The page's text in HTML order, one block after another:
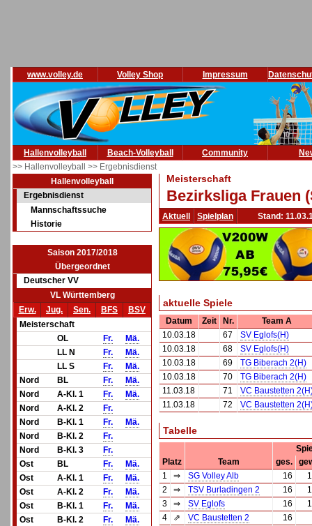
www.volley.de Volley Shop Impressum
Hallenvolleyball Beach-Volleyball Community
>> Hallenvolleyball >> Ergebnisdienst
Hallenvolleyball
Ergebnisdienst
Mannschaftssuche
Historie
Saison 2017/2018
Übergeordnet
Deutscher VV
VL Württemberg
Erw.
Jug. Sen. BFS
BSV
Meisterschaft
OL
Fr.
Mä.
LL N
Fr.
Mä.
LL S
Fr.
Mä.
Nord
BL Fr.
Mä.
Nord
A-Kl. 1 Fr.
Mä.
Nord
A-Kl. 2
Fr.
Nord
B-Kl. 1 Fr.
Mä.
Nord
B-Kl. 2
Fr.
Nord
B-Kl. 3
Fr.
Ost
BL Fr.
Mä.
Ost
A-Kl. 1 Fr.
Mä.
Ost
A-Kl. 2 Fr.
Mä.
Ost
B-Kl. 1 Fr.
Mä.
Ost
B-Kl. 2 Fr.
Mä.
Meisterschaft
Bezirksliga Frauen
Aktuell Spielplan Stand:
aktuelle Spiele
Datum Zeit Nr.
Team A
10.03.18
67
SV Eglofs(H)
10.03.18
68
SV Eglofs(H)
10.03.18
69
TG Biberach 2(H)
10.03.18
70
TG Biberach 2(H)
11.03.18
71
VC Baustetten
11.03.18
72 VC Baustetten
Tabelle
Platz
Team ges.
1
⇒ SG Volley Alb 16
2
⇒ TSV Burladingen 2 16
3
⇒ SV Eglofs 16
4
⇗ VC Baustetten 2
16